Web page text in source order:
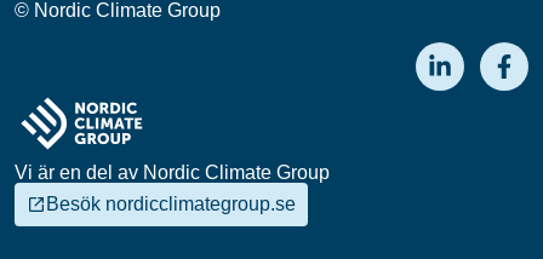
© Nordic Climate Group
Vi är en del av Nordic Climate Group
Besök nordicclimategroup.se